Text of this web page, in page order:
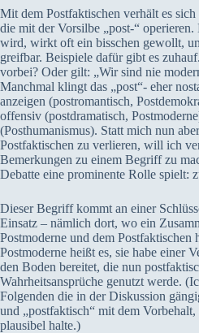
Mit dem Postfaktischen verhält es
die mit der Vorsilbe „post-“
wird, wirkt oft ein bisschen gewollt,
greifbar. Beispiele dafür gibt es
vorbei? Oder gilt: „Wir sind nie
Manchmal klingt das „post“- eher
anzeigen (postromantisch,
offensiv (postdramatisch,
(Posthumanismus). Statt mich nun
Postfaktischen zu verlieren, will ich
Bemerkungen zu einem Begriff zu
Debatte eine prominente Rolle spielt:
Dieser Begriff kommt an einer
Einsatz – nämlich dort, wo ein
Postmoderne und dem
Postmoderne heißt es, sie habe einer
den Boden bereitet, die nun
Wahrheitsansprüche genutzt werde.
Folgenden die in der Diskussion
und „postfaktisch“ mit dem
plausibel halte.)